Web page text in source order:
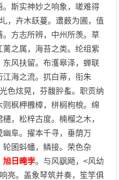
斯实神妙之响象，嗟难得
卉木镺蔓。遭薮为圃，值
方志所辨，中州所羡。草
之属，海苔之类。纶组紫
风扶留。布濩皋泽，蝉联
江海之流。扤白蒂，衔朱
色炫晃，芬馥肸蚃。职贡纳
枫柙櫲樟，栟榈枸桹。绵
，松梓古度。楠榴之木，
阜。擢本千寻，垂荫万
囷蚪蟠，鳞接。荣色杂
旭日晻孛。与风飖飏，<风幼
亮。盖象琴筑并奏，笙竽俱